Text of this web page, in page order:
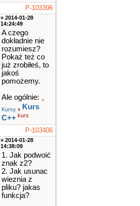
P-103396
» 2014-01-28
14:24:49
A czego
dokładnie nie
rozumiesz?
Pokaż też co
już zrobiłeś, to
jakoś
pomożemy.
Ale ogólnie: »
Kursy ♦ Kurs
C++ kurs
P-103406
» 2014-01-28
14:38:09
1. Jak podwoić
znak z2?
2. Jak usunac
wieznia z
pliku? jakas
funkcja?